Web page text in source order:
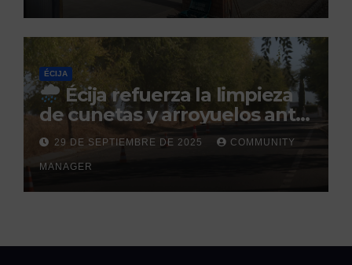
ÉCIJA
Écija refuerza la limpieza
de cunetas y arroyuelos ante
la llegada de las lluvias
otoñales
29 DE SEPTIEMBRE DE 2025 COMMUNITY
MANAGER